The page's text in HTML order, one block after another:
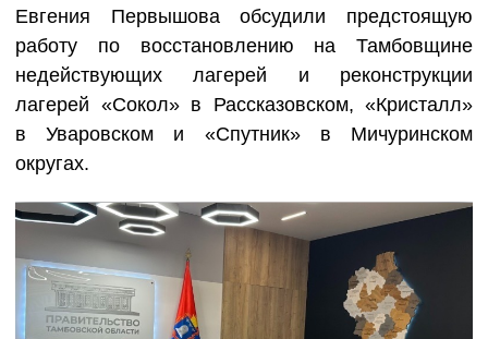
Евгения Первышова обсудили предстоящую
работу по восстановлению на Тамбовщине
недействующих лагерей и реконструкции
лагерей «Сокол» в Рассказовском, «Кристалл»
в Уваровском и «Спутник» в Мичуринском
округах.